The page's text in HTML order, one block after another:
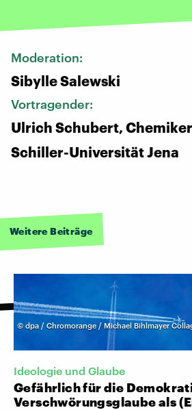
Moderation:
Sibylle Salewski
Vortragender:
Ulrich Schubert,
Schiller-Universität Jena
Weitere Beiträge
© dpa / Chromorange / Michael Bihlmayer
Ideologie und Glaube
Gefährlich für die
Verschwörungsglaube als